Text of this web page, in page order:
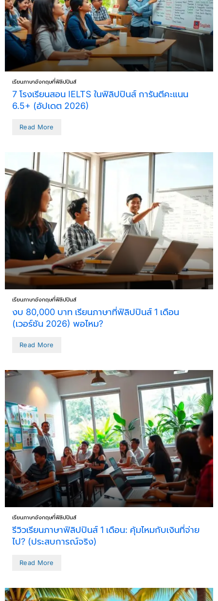
เรียนภาษาอังกฤษที่ฟิลิปปินส์
7 โรงเรียนสอน IELTS ในฟิลิปปินส์ การันตีคะแนน
6.5+ (อัปเดต 2026)
Read More
เรียนภาษาอังกฤษที่ฟิลิปปินส์
งบ 80,000 บาท เรียนภาษาที่ฟิลิปปินส์ 1 เดือน
(เวอร์ชัน 2026) พอไหม?
Read More
เรียนภาษาอังกฤษที่ฟิลิปปินส์
รีวิวเรียนภาษาฟิลิปปินส์ 1 เดือน: คุ้มไหมกับเงินที่จ่าย
ไป? (ประสบการณ์จริง)
Read More